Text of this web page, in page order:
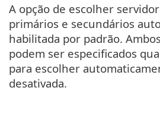
A opção de escolher
primários e secundários
habilitada por padrão.
podem ser especificados
para escolher
desativada.